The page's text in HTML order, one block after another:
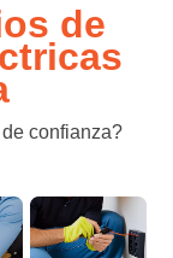
de
confianza?